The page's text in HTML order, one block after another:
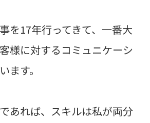
を17年行ってきて、一番大
様に対するコミュニケーシ
ます。
あれば、スキルは私が両分